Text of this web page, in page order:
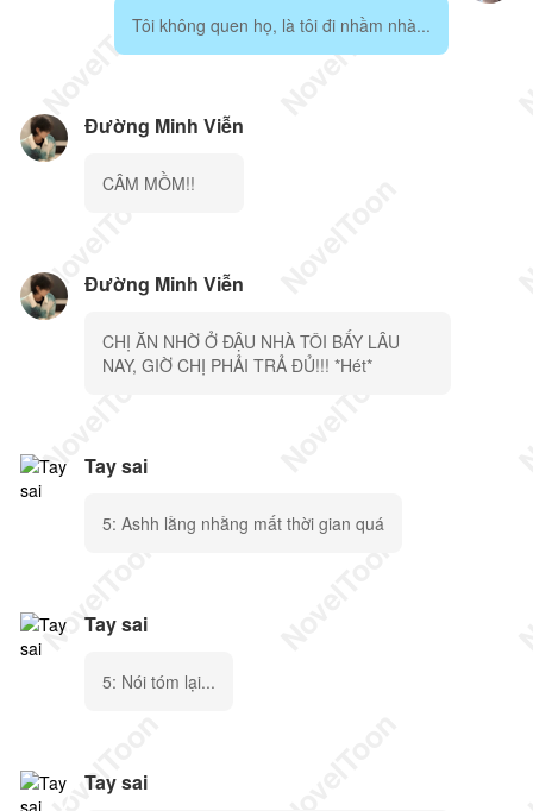
Tôi không quen họ, là tôi đi nhầm nhà...
Đường Minh Viễn
CÂM MỒM!!
Đường Minh Viễn
CHỊ ĂN NHỜ Ở ĐẬU NHÀ TÔI BẤY LÂU
NAY, GIỜ CHỊ PHẢI TRẢ ĐỦ!!! *Hét*
Tay sai
5: Ashh lằng nhằng mất thời gian quá
Tay sai
5: Nói tóm lại...
Tay sai